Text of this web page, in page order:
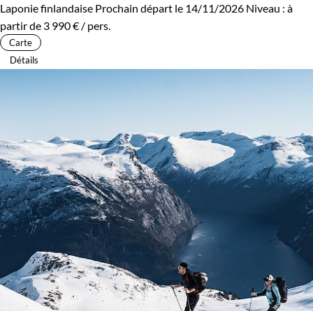
Laponie finlandaise Prochain départ le 14/11/2026 Niveau : à
partir de 3 990 € / pers.
Carte
Détails